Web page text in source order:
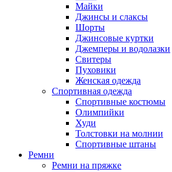
Майки
Джинсы и слаксы
Шорты
Джинсовые куртки
Джемперы и водолазки
Свитеры
Пуховики
Женская одежда
Спортивная одежда
Спортивные костюмы
Олимпийки
Худи
Толстовки на молнии
Спортивные штаны
Ремни
Ремни на пряжке